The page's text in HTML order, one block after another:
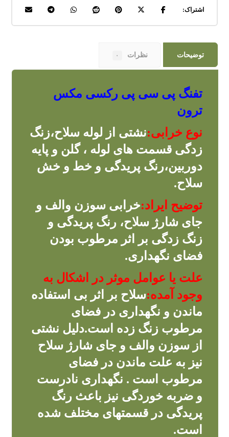
توضیحات نظرات ۰
تفنگ پی سی پی رکسی مکس
ترون
نوع خرابی:نشتی از لوله سلاح،زنگ
زدگی قسمت های لوله ، گلن و پایه
دوربین،رنگ پریدگی و خط و خش
سلاح.
توضیح ایراد:خرابی سوزن والف و
جای شارژ سلاح، رنگ پریدگی و
زنگ زدگی بر اثر مرطوب بودن
فضای نگهداری.
علت یا عوامل موثر در اشکال به
وجود آمده:سلاح بر اثر بی استفاده
ماندن و نگهداری در فضای
مرطوب زنگ زده است.دلیل نشتی
از سوزن والف و جای شارژ سلاح
نیز به علت ماندن در فضای
مرطوب است . نگهداری نادرست
و ضربه خوردگی نیز باعث رنگ
پریدگی در قسمتهای مختلف شده
است.